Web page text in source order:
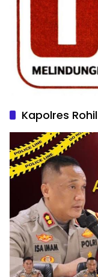
Kapolres Rohil